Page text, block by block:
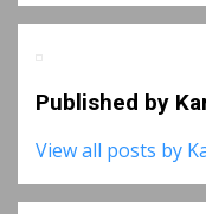
Published by
View all posts by